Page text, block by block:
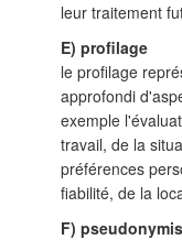
leur traitement
E) profilage
le profilage
approfondi
exemple
travail, de la
préférences
fiabilité, de la
F)